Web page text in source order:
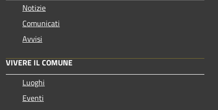
Notizie
Comunicati
Avvisi
VIVERE IL COMUNE
Luoghi
Eventi